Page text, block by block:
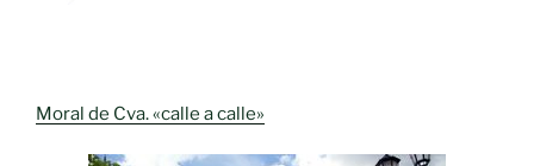
Moral de Cva. «calle a calle»